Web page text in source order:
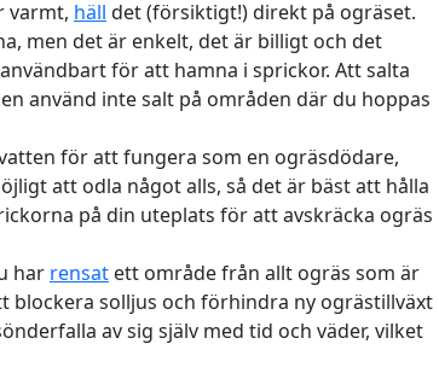
varmt, häll det (försiktigt!) direkt på ogräset.
men det är enkelt, det är billigt och det
för att hamna i sprickor. Att salta
använd inte salt på områden där du hoppas
för att fungera som en ogräsdödare,
att odla något alls, så det är bäst att hålla
på din uteplats för att avskräcka ogräs
har rensat ett område från allt ogräs som är
solljus och förhindra ny ogrästillväxt
av sig själv med tid och väder, vilket